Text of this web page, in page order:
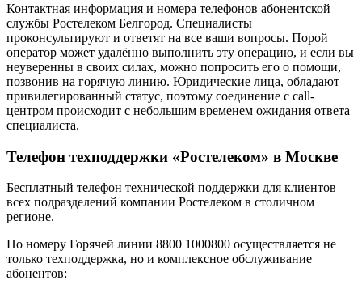
Контактная информация и номера телефонов абонентской
службы Ростелеком Белгород. Специалисты
проконсультируют и ответят на все ваши вопросы. Порой
оператор может удалённо выполнить эту операцию, и если вы
неуверенны в своих силах, можно попросить его о помощи,
позвонив на горячую линию. Юридические лица, обладают
привилегированный статус, поэтому соединение с call-
центром происходит с небольшим временем ожидания ответа
специалиста.
Телефон техподдержки «Ростелеком» в Москве
Бесплатный телефон технической поддержки для клиентов
всех подразделений компании Ростелеком в столичном
регионе.
По номеру Горячей линии 8800 1000800 осуществляется не
только техподдержка, но и комплексное обслуживание
абонентов: